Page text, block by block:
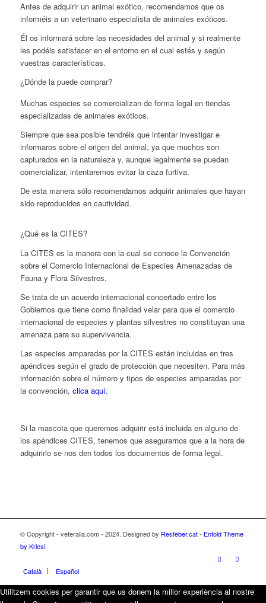
Antes de adquirir un animal exótico, recomendamos que os
informéis a un veterinario especialista de animales exóticos.
Él os informará sobre las necesidades del animal y si realmente
les podéis satisfacer en el entorno en el cual estés y según
vuestras características.
¿Dónde la puede comprar?
Muchas especies se comercializan de forma legal en tiendas
especializadas de animales exóticos.
Siempre que sea posible tendréis que intentar investigar e
informaros sobre el origen del animal, ya que muchos son
capturados en la naturaleza y, aunque legalmente se puedan
comercializar, intentaremos evitar la caza furtiva.
De esta manera sólo recomendamos adquirir animales que hayan
sido reproducidos en cautividad.
¿Qué es la CITES?
La CITES es la manera con la cual se conoce la Convención
sobre el Comercio Internacional de Especies Amenazadas de
Fauna y Flora Silvestres.
Se trata de un acuerdo internacional concertado entre los
Gobiernos que tiene como finalidad velar para que el comercio
internacional de especies y plantas silvestres no constituyan una
amenaza para su supervivencia.
Las especies amparadas por la CITES están incluidas en tres
apéndices según el grado de protección que necesiten. Para más
información sobre el número y tipos de especies amparadas por
la convención, clica aquí.
Si la mascota que queremos adquirir está incluida en alguno de
los apéndices CITES, tenemos que asegurarnos que a la hora de
adquirirlo se nos den todos los documentos de forma legal.
© Copyright - veteralia.com - 2024. Designed by Resfeber.cat- Enfold Theme
by Kriesi
Català Español
Utilitzem cookies per garantir que us donem la millor experiència al nostre